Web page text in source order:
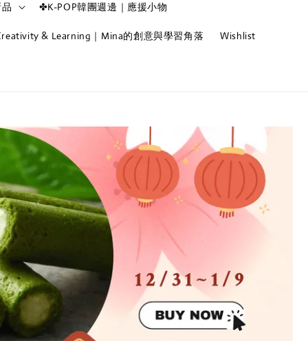
✤K-POP韓團週邊｜應援小物
& Learning｜Mina的創意與學習角落 Wishlist